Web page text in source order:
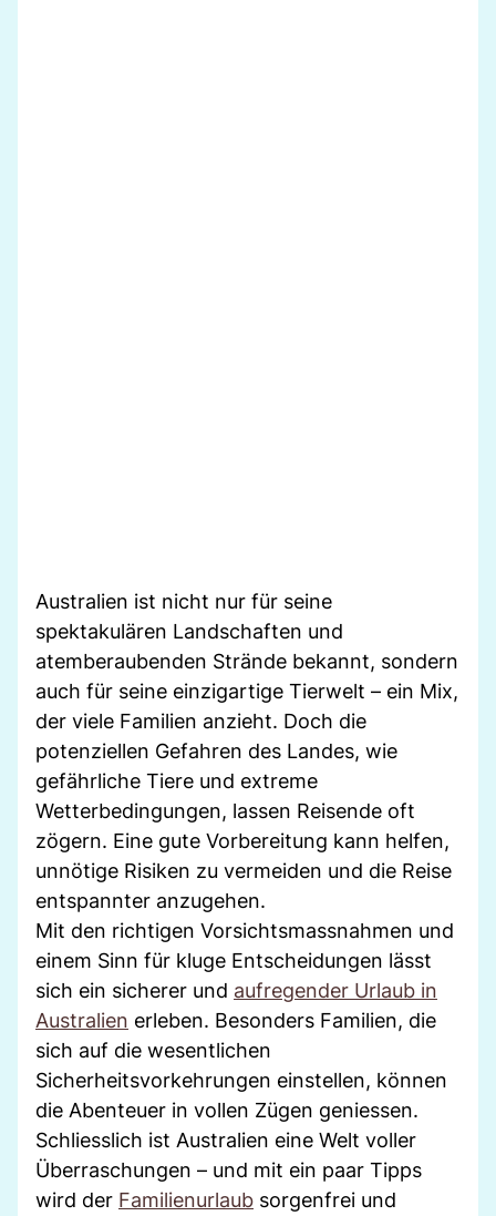
Australien ist nicht nur für seine
spektakulären Landschaften und
atemberaubenden Strände bekannt, sondern
auch für seine einzigartige Tierwelt – ein Mix,
der viele Familien anzieht. Doch die
potenziellen Gefahren des Landes, wie
gefährliche Tiere und extreme
Wetterbedingungen, lassen Reisende oft
zögern. Eine gute Vorbereitung kann helfen,
unnötige Risiken zu vermeiden und die Reise
entspannter anzugehen.
Mit den richtigen Vorsichtsmassnahmen und
einem Sinn für kluge Entscheidungen lässt
sich ein sicherer und aufregender Urlaub in
Australien erleben. Besonders Familien, die
sich auf die wesentlichen
Sicherheitsvorkehrungen einstellen, können
die Abenteuer in vollen Zügen geniessen.
Schliesslich ist Australien eine Welt voller
Überraschungen – und mit ein paar Tipps
wird der Familienurlaub sorgenfrei und